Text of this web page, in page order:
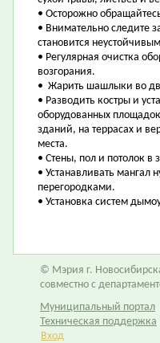
• Осторожно
• Внимательно следите
становится
• Регулярная очистка
возгорания.
• Жарить шашлыки во
• Разводить костры и
оборудованных
зданий, на террасах и
места.
• Стены, пол и потолок
• Устанавливать
перегородками.
• Установка систем
© Мэрия г.
совместно с
Муниципальный портал
Техническая поддержка
Вход